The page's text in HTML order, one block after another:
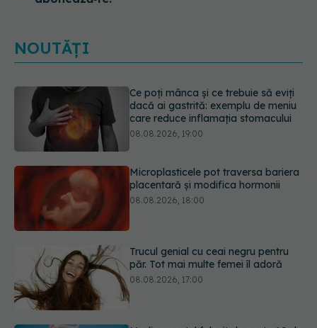
NOUTĂȚI
Ce poți mânca și ce trebuie să eviți
dacă ai gastrită: exemplu de meniu
care reduce inflamația stomacului
08.08.2026, 19:00
Microplasticele pot traversa bariera
placentară și modifica hormonii
08.08.2026, 18:00
Trucul genial cu ceai negru pentru
păr. Tot mai multe femei îl adoră
08.08.2026, 17:00